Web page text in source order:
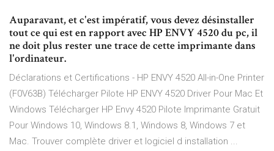
Auparavant, et c'est impératif, vous devez désinstaller
tout ce qui est en rapport avec HP ENVY 4520 du pc, il
ne doit plus rester une trace de cette imprimante dans
l'ordinateur.
Déclarations et Certifications - HP ENVY 4520 All-in-One Printer
(F0V63B) Télécharger Pilote HP ENVY 4520 Driver Pour Mac Et
Windows Télécharger HP Envy 4520 Pilote Imprimante Gratuit
Pour Windows 10, Windows 8.1, Windows 8, Windows 7 et
Mac. Trouver complète driver et logiciel d installation ...